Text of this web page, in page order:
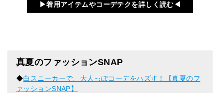
▶︎着用アイテムやコーデテクを詳しく読む◀︎
真夏のファッションSNAP
◆白スニーカーで、大人っぽコーデをハズす！【真夏のフ
ァッションSNAP】